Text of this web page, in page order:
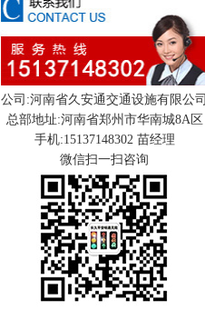
公司:河南省久安通交通设施有限公司
总部地址:河南省郑州市华南城8A区
手机:15137148302 苗经理
微信扫一扫咨询